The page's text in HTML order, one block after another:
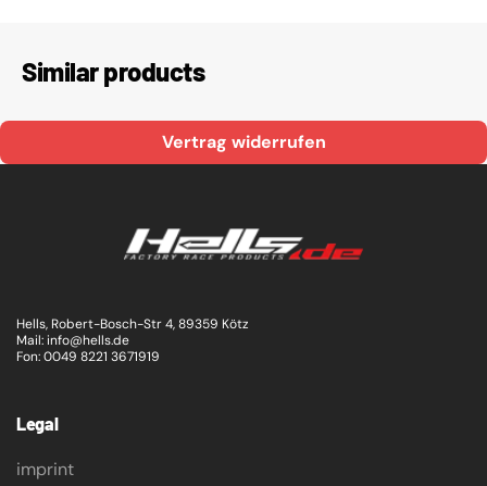
Similar products
Vertrag widerrufen
Hells, Robert-Bosch-Str 4, 89359 Kötz
Mail: info@hells.de
Fon: 0049 8221 3671919
Legal
imprint